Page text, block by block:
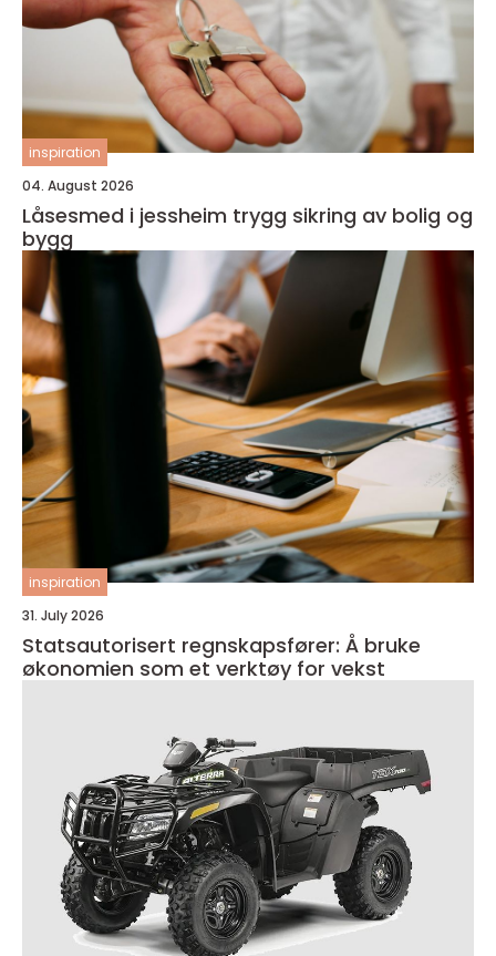
inspiration
04. August 2026
Låsesmed i jessheim trygg sikring av bolig og
bygg
inspiration
31. July 2026
Statsautorisert regnskapsfører: Å bruke
økonomien som et verktøy for vekst